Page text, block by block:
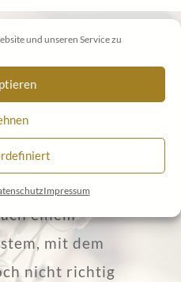
und unseren Service zu
Impressum
Ausbildung
einem
mit dem
nicht richtig